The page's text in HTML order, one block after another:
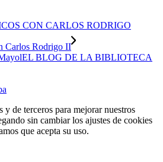
CON CARLOS RODRIGO
EL BLOG DE LA BIBLIOTECA
de terceros para mejorar nuestros
sin cambiar los ajustes de cookies
que acepta su uso.